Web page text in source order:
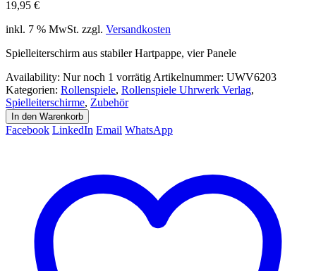
19,95 €
inkl. 7 % MwSt. zzgl. Versandkosten
Spielleiterschirm aus stabiler Hartpappe, vier Panele
Availability: Nur noch 1 vorrätig Artikelnummer: UWV6203
Kategorien: Rollenspiele, Rollenspiele Uhrwerk Verlag,
Spielleiterschirme, Zubehör
In den Warenkorb
Facebook LinkedIn Email WhatsApp